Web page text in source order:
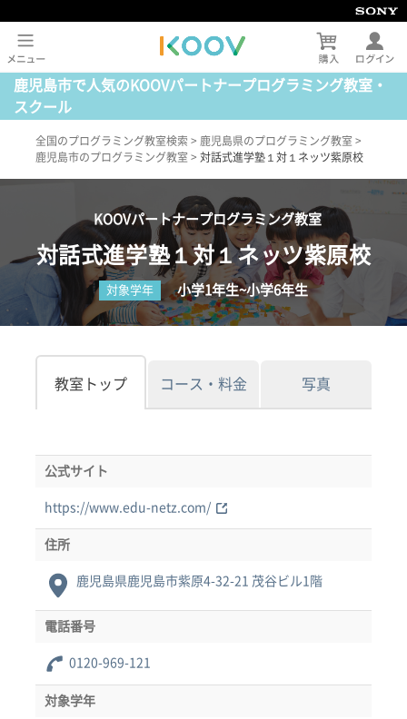
鹿児島市で人気のKOOVパートナープログラミング教室・
スクール
全国のプログラミング教室検索 > 鹿児島県のプログラミング教室 >
鹿児島市のプログラミング教室 > 対話式進学塾１対１ネッツ紫原校
KOOVパートナープログラミング教室
対話式進学塾１対１ネッツ紫原校
対象学年 小学1年生~小学6年生
教室トップ コース・料金 写真
公式サイト
https://www.edu-netz.com/
住所
鹿児島県鹿児島市紫原4-32-21 茂谷ビル1階
電話番号
0120-969-121
対象学年